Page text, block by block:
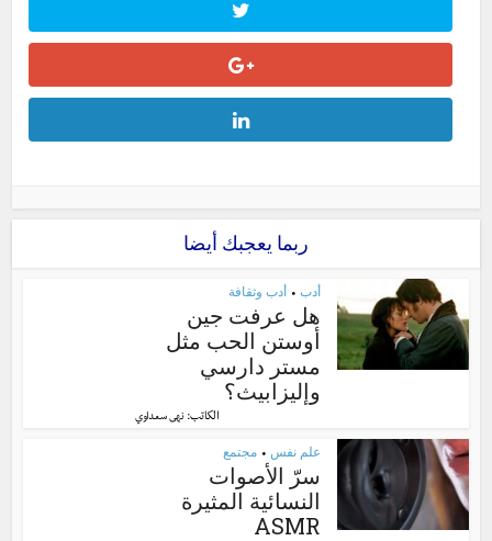
ربما يعجبك أيضا
أدب • أدب وثقافة
هل عرفت جين
أوستن الحب مثل
مستر دارسي
وإليزابيث؟
الكاتب: نهى سعداوي
علم نفس • مجتمع
سرّ الأصوات
النسائية المثيرة
ASMR